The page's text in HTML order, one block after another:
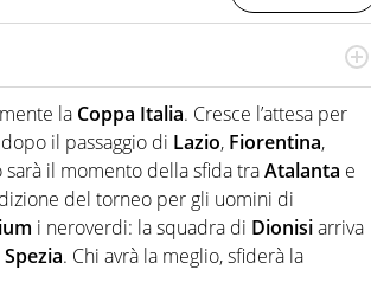
di calcio giocato ma non rinuncia allo
trovano risposte che il rettangolo verde non
la Coppa Italia. Cresce l’attesa per
il passaggio di Lazio, Fiorentina,
il momento della sfida traAtalanta e
del torneo per gli uomini di
i neroverdi: la squadra di Dionisiarriva
Spezia. Chi avrà la meglio, sfiderà la